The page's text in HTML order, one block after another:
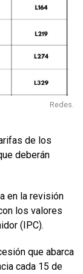
Redes.
de los
deberán
en la revisión
los valores
(IPC).
que abarca
cada 15 de